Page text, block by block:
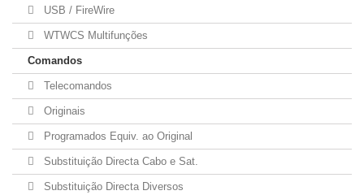
USB / FireWire
WTWCS Multifunções
Comandos
Telecomandos
Originais
Programados Equiv. ao Original
Substituição Directa Cabo e Sat.
Substituição Directa Diversos